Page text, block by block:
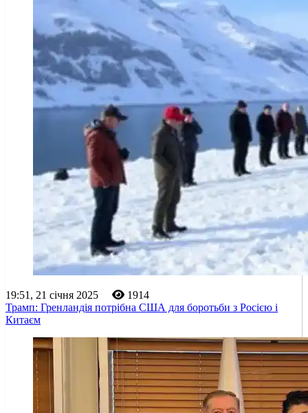
19:51, 21 січня 2025
1914
Трамп: Гренландія потрібна США для боротьби з Росією і
Китаєм